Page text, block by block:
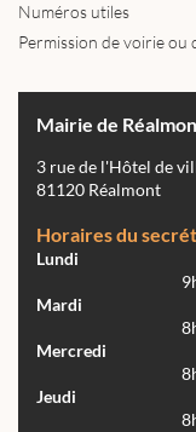
Numéros utiles
Permission de voirie ou
Mairie de
3 rue de l'Hôtel de
81120 Réalmont
Horaires du
Lundi
Mardi
Mercredi
Jeudi